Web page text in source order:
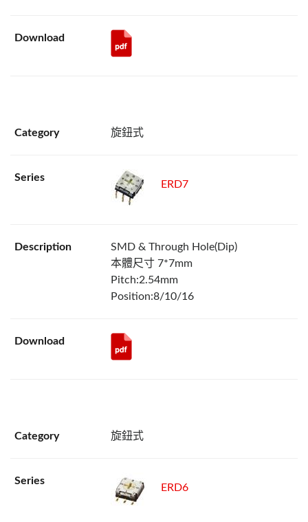
旋鈕式
ERD7
SMD & Through Hole(Dip)
本體尺寸 7*7mm
Pitch:2.54mm
Position:8/10/16
旋鈕式
ERD6